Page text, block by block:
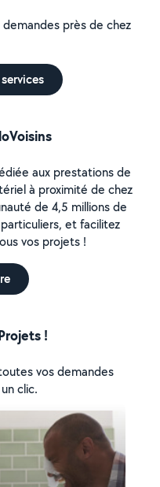
près de chez
aux prestations de
à proximité de chez
de 4,5 millions de
et facilitez
vos projets !
!
vos demandes
clic.